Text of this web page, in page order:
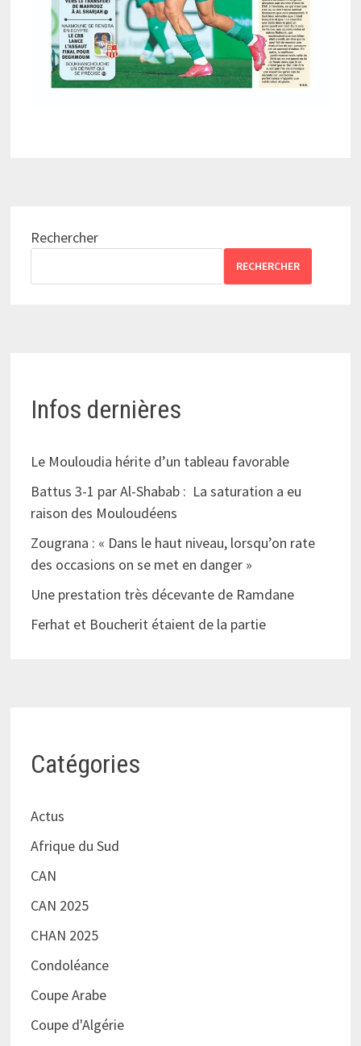
Rechercher
RECHERCHER
Infos dernières
Le Mouloudia hérite d’un tableau favorable
Battus 3-1 par Al-Shabab : La saturation a eu
raison des Mouloudéens
Zougrana : « Dans le haut niveau, lorsqu’on rate
des occasions on se met en danger »
Une prestation très décevante de Ramdane
Ferhat et Boucherit étaient de la partie
Catégories
Actus
Afrique du Sud
CAN
CAN 2025
CHAN 2025
Condoléance
Coupe Arabe
Coupe d'Algérie